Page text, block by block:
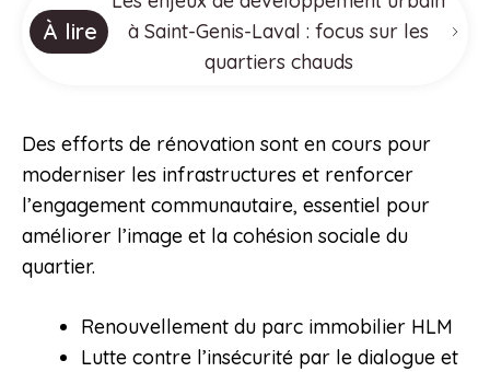
À lire
à Saint-Genis-Laval : focus sur les
quartiers chauds
Des efforts de rénovation sont en cours pour
moderniser les infrastructures et renforcer
l’engagement communautaire, essentiel pour
améliorer l’image et la cohésion sociale du
quartier.
Renouvellement du parc immobilier HLM
Lutte contre l’insécurité par le dialogue et